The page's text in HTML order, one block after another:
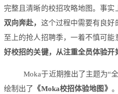
完整且清晰的校招攻略地图。事实
双向奔赴， 这个过程中需要有良好
至上的抢人招聘季，一着不慎可能
好校招的关键，从注重全员体验开
Moka于近期推出了主题为“
绘制出了
《Moka校招体验地图》